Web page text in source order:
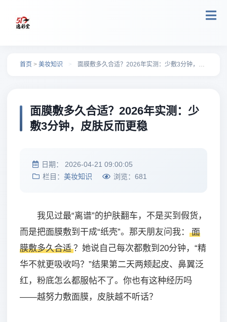
首页 > 美妆知识 > 面膜敷多久合适？2026年实测：少敷3分钟，皮肤反而更稳
面膜敷多久合适？2026年实测：少
敷3分钟，皮肤反而更稳
日期： 2026-04-21 09:00:05
栏目： 美妆知识 浏览： 681
我见过最“离谱”的护肤翻车，不是买到假货，
而是把面膜敷到干成“纸壳”。那天朋友问我：
面
膜敷多久合适 ？她说自己每次都敷到20分钟，“精
华不就更吸收吗？”结果第二天两颊起皮、鼻翼泛
红，粉底怎么都服帖不了。你也有这种经历吗
——越努力敷面膜，皮肤越不听话？